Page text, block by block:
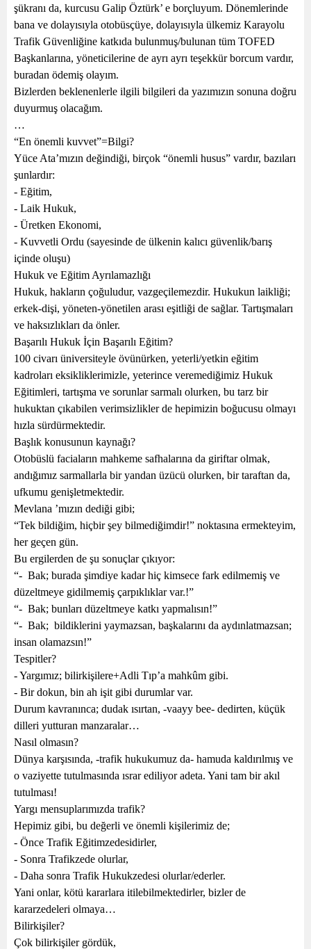
şükranı da, kurcusu Galip Öztürk’ e borçluyum. Dönemlerinde
bana ve dolayısıyla otobüsçüye, dolayısıyla ülkemiz Karayolu
Trafik Güvenliğine katkıda bulunmuş/bulunan tüm TOFED
Başkanlarına, yöneticilerine de ayrı ayrı teşekkür borcum vardır,
buradan ödemiş olayım.
Bizlerden beklenenlerle ilgili bilgileri da yazımızın sonuna doğru
duyurmuş olacağım.
…
“En önemli kuvvet”=Bilgi?
Yüce Ata’mızın değindiği, birçok “önemli husus” vardır, bazıları
şunlardır:
- Eğitim,
- Laik Hukuk,
- Üretken Ekonomi,
- Kuvvetli Ordu (sayesinde de ülkenin kalıcı güvenlik/barış
içinde oluşu)
Hukuk ve Eğitim Ayrılamazlığı
Hukuk, hakların çoğuludur, vazgeçilemezdir. Hukukun laikliği;
erkek-dişi, yöneten-yönetilen arası eşitliği de sağlar. Tartışmaları
ve haksızlıkları da önler.
Başarılı Hukuk İçin Başarılı Eğitim?
100 civarı üniversiteyle övünürken, yeterli/yetkin eğitim
kadroları eksikliklerimizle, yeterince veremediğimiz Hukuk
Eğitimleri, tartışma ve sorunlar sarmalı olurken, bu tarz bir
hukuktan çıkabilen verimsizlikler de hepimizin boğucusu olmayı
hızla sürdürmektedir.
Başlık konusunun kaynağı?
Otobüslü faciaların mahkeme safhalarına da giriftar olmak,
andığımız sarmallarla bir yandan üzücü olurken, bir taraftan da,
ufkumu genişletmektedir.
Mevlana ’mızın dediği gibi;
“Tek bildiğim, hiçbir şey bilmediğimdir!” noktasına ermekteyim,
her geçen gün.
Bu ergilerden de şu sonuçlar çıkıyor:
“- Bak; burada şimdiye kadar hiç kimsece fark edilmemiş ve
düzeltmeye gidilmemiş çarpıklıklar var.!”
“- Bak; bunları düzeltmeye katkı yapmalısın!”
“- Bak; bildiklerini yaymazsan, başkalarını da aydınlatmazsan;
insan olamazsın!”
Tespitler?
- Yargımız; bilirkişilere+Adli Tıp’a mahkûm gibi.
- Bir dokun, bin ah işit gibi durumlar var.
Durum kavranınca; dudak ısırtan, -vaayy bee- dedirten, küçük
dilleri yutturan manzaralar…
Nasıl olmasın?
Dünya karşısında, -trafik hukukumuz da- hamuda kaldırılmış ve
o vaziyette tutulmasında ısrar ediliyor adeta. Yani tam bir akıl
tutulması!
Yargı mensuplarımızda trafik?
Hepimiz gibi, bu değerli ve önemli kişilerimiz de;
- Önce Trafik Eğitimzedesidirler,
- Sonra Trafikzede olurlar,
- Daha sonra Trafik Hukukzedesi olurlar/ederler.
Yani onlar, kötü kararlara itilebilmektedirler, bizler de
kararzedeleri olmaya…
Bilirkişiler?
Çok bilirkişiler gördük,